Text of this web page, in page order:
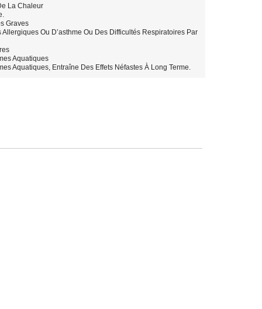
La Chaleur
Graves
Ou D’asthme Ou Des Difficultés Respiratoires Par
Aquatiques
Aquatiques, Entraîne Des Effets Néfastes À Long Terme.